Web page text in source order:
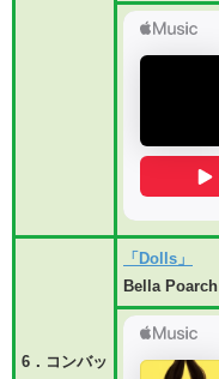
6．コンバッ
「Dolls」
Bella Poarch